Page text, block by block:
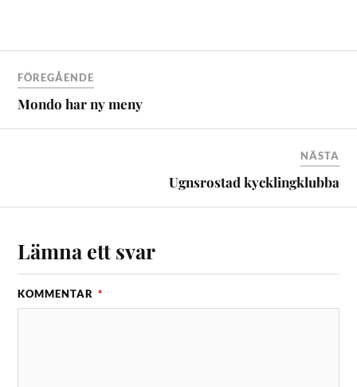
FÖREGÅENDE
Mondo har ny meny
NÄSTA
Ugnsrostad kycklingklubba
Lämna ett svar
KOMMENTAR *